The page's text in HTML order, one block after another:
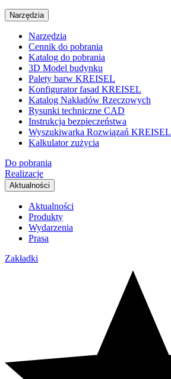
Narzędzia
Narzędzia
Cennik do pobrania
Katalog do pobrania
3D Model budynku
Palety barw KREISEL
Konfigurator fasad KREISEL
Katalog Nakładów Rzeczowych
Rysunki techniczne CAD
Instrukcja bezpieczeństwa
Wyszukiwarka Rozwiązań KREISEL
Kalkulator zużycia
Do pobrania
Realizacje
Aktualności
Aktualności
Produkty
Wydarzenia
Prasa
Zakładki